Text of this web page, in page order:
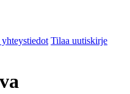
Tilaa uutiskirje